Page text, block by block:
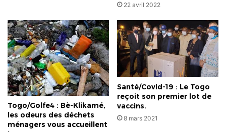
22 avril 2022
Togo/Golfe4 : Bè-Klikamé,
les odeurs des déchets
ménagers vous accueillent
Santé/Covid-19 : Le Togo
reçoit son premier lot de
vaccins.
8 mars 2021